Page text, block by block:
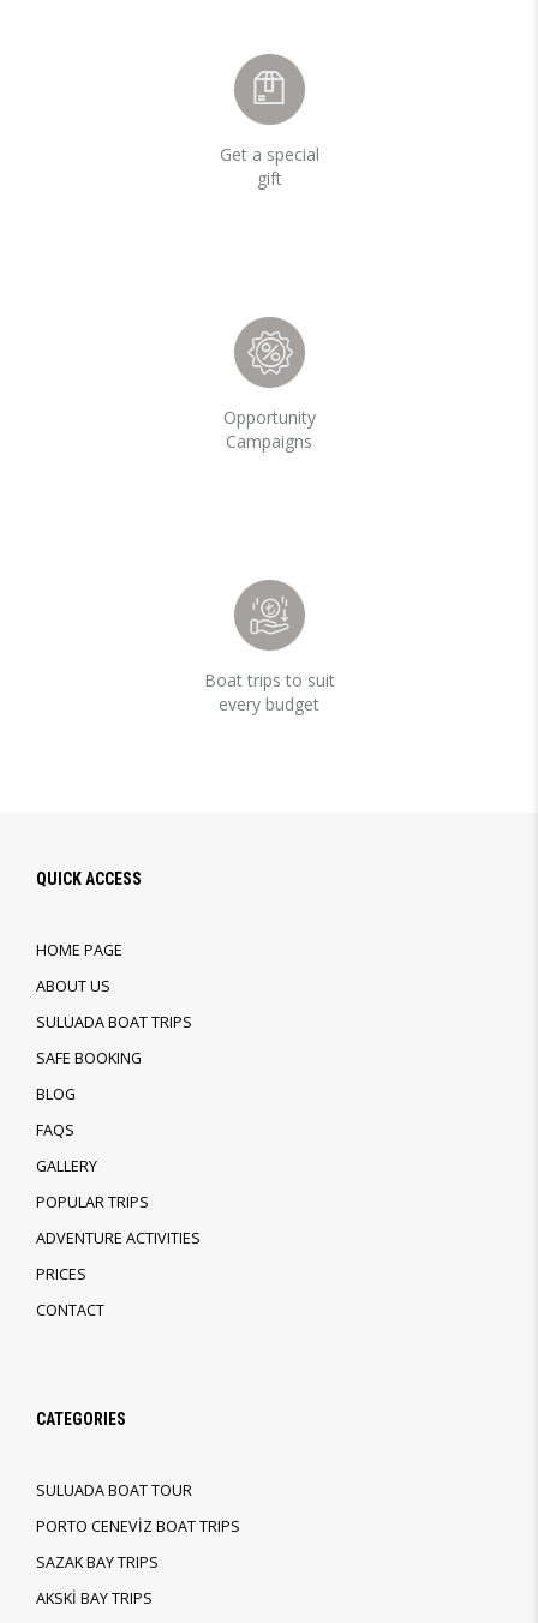
Get a special
gift
Opportunity
Campaigns
Boat trips to suit
every budget
QUICK ACCESS
HOME PAGE
ABOUT US
SULUADA BOAT TRIPS
SAFE BOOKING
BLOG
FAQS
GALLERY
POPULAR TRIPS
ADVENTURE ACTIVITIES
PRICES
CONTACT
CATEGORIES
SULUADA BOAT TOUR
PORTO CENEVİZ BOAT TRIPS
SAZAK BAY TRIPS
AKSKİ BAY TRIPS